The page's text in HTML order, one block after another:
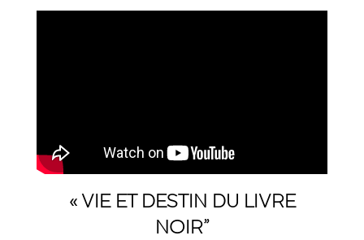
« VIE ET DESTIN DU LIVRE
NOIR”